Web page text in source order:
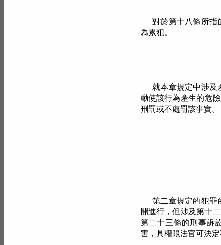
對於第十八條所指
為累犯。
就本章規定中涉及
動使該行為產生的危
刑罰或不處罰該事實。
第二章規定的犯罪
開進行，但涉及第十
第二十三條的刑事訴
害，具權限法官可決